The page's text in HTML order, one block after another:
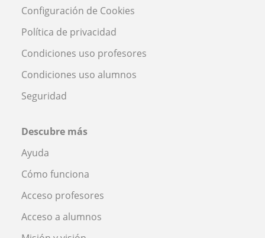
Configuración de Cookies
Política de privacidad
Condiciones uso profesores
Condiciones uso alumnos
Seguridad
Descubre más
Ayuda
Cómo funciona
Acceso profesores
Acceso a alumnos